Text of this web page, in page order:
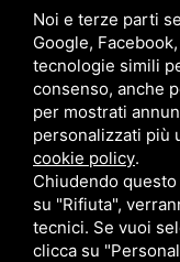
Noi e terze parti
Google,
tecnologie simili
consenso, anche
per mostrati
personalizzati più
cookie policy.
Chiudendo
su "Rifiuta",
tecnici. Se vuoi
clicca su